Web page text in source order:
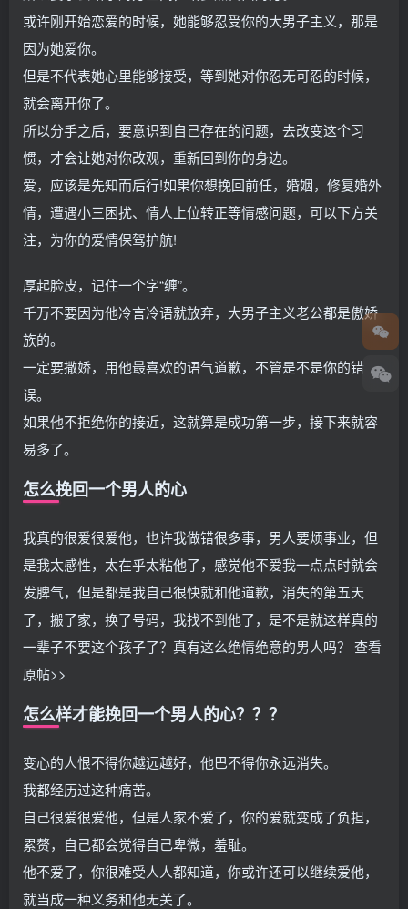
或许刚开始恋爱的时候，她能够忍受你的大男子主义，那是
因为她爱你。
但是不代表她心里能够接受，等到她对你忍无可忍的时候，
就会离开你了。
所以分手之后，要意识到自己存在的问题，去改变这个习
惯，才会让她对你改观，重新回到你的身边。
爱，应该是先知而后行!如果你想挽回前任，婚姻，修复婚外
情，遭遇小三困扰、情人上位转正等情感问题，可以下方关
注，为你的爱情保驾护航!
厚起脸皮，记住一个字“缠”。
千万不要因为他冷言冷语就放弃，大男子主义老公都是傲娇
族的。
一定要撒娇，用他最喜欢的语气道歉，不管是不是你的错
误。
如果他不拒绝你的接近，这就算是成功第一步，接下来就容
易多了。
怎么挽回一个男人的心
我真的很爱很爱他，也许我做错很多事，男人要烦事业，但
是我太感性，太在乎太粘他了，感觉他不爱我一点点时就会
发脾气，但是都是我自己很快就和他道歉，消失的第五天
了，搬了家，换了号码，我找不到他了，是不是就这样真的
一辈子不要这个孩子了？真有这么绝情绝意的男人吗？ 查看
原帖>>
怎么样才能挽回一个男人的心？？？
变心的人恨不得你越远越好，他巴不得你永远消失。
我都经历过这种痛苦。
自己很爱很爱他，但是人家不爱了，你的爱就变成了负担，
累赘，自己都会觉得自己卑微，羞耻。
他不爱了，你很难受人人都知道，你或许还可以继续爱他，
就当成一种义务和他无关了。